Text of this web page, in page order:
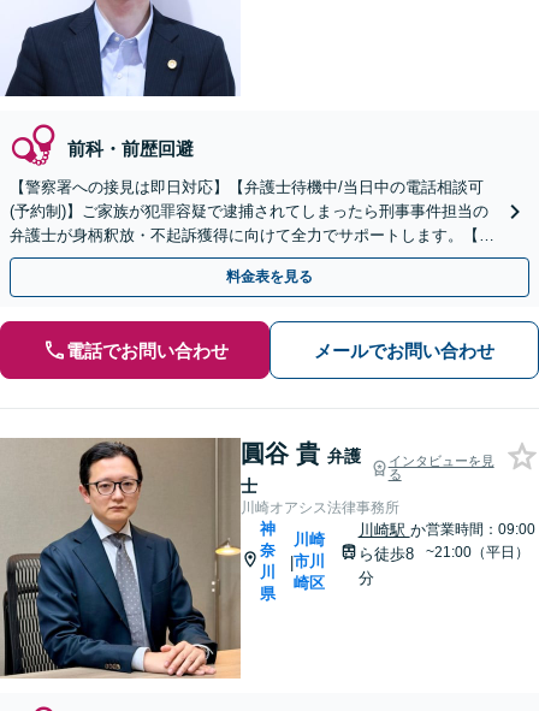
前科・前歴回避
【警察署への接見は即日対応】【弁護士待機中/当日中の電話相談可
(予約制)】ご家族が犯罪容疑で逮捕されてしまったら刑事事件担当の
弁護士が身柄釈放・不起訴獲得に向けて全力でサポートします。【毎
月100名以上の相談実績】【神奈川県全域対応】
料金表を見る
電話でお問い合わせ メールでお問い合わせ
圓谷 貴 弁護
士
インタビューを見
る
川崎オアシス法律事務所
神
奈
川
県
|
川崎
市川
崎区
川崎駅 か
ら徒歩8
分
営業時間：09:00
~21:00（平日）